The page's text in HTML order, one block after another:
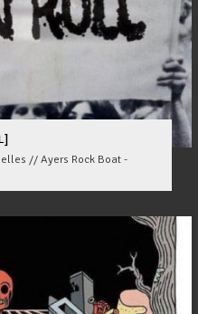
// Ayers Rock Boat -